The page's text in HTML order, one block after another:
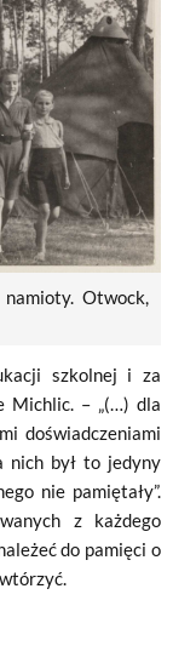
Otwock,
szkolnej i za
Michlic. – „(…) dla
doświadczeniami
nich był to jedyny
nie pamiętały”.
z każdego
do pamięci o